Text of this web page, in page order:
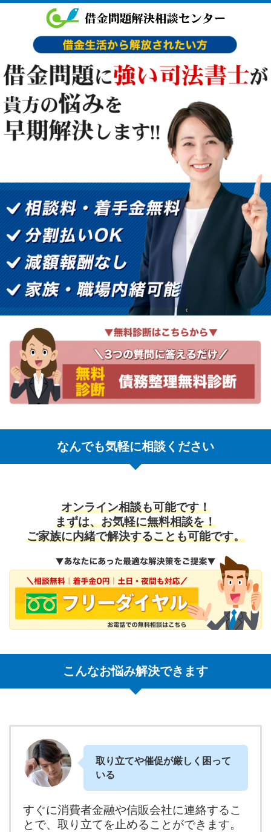
なんでも気軽に相談ください
オンライン相談も可能です！
まずは、お気軽に無料相談を！
ご家族に内緒で解決することも可能です。
こんなお悩み解決できます
取り立てや催促が厳しく困って
いる
すぐに消費者金融や信販会社に連絡するこ
とで、取り立てを止めることができます。